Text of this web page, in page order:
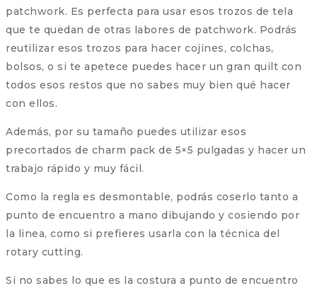
patchwork. Es perfecta para usar esos trozos de tela
que te quedan de otras labores de patchwork. Podrás
reutilizar esos trozos para hacer cojines, colchas,
bolsos, o si te apetece puedes hacer un gran quilt con
todos esos restos que no sabes muy bien qué hacer
con ellos.
Además, por su tamaño puedes utilizar esos
precortados de charm pack de 5×5 pulgadas y hacer un
trabajo rápido y muy fácil.
Como la regla es desmontable, podrás coserlo tanto a
punto de encuentro a mano dibujando y cosiendo por
la linea, como si prefieres usarla con la técnica del
rotary cutting.
Si no sabes lo que es la costura a punto de encuentro